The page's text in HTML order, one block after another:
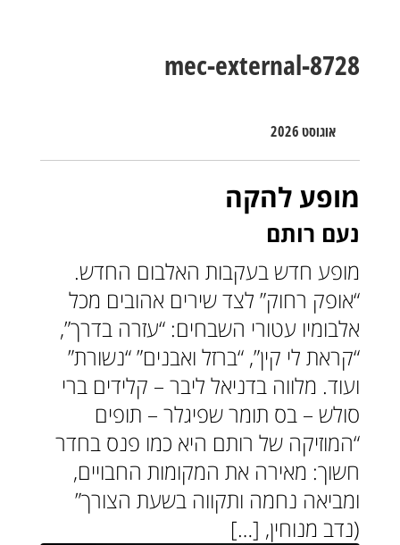
mec-external-8728
אוגוסט 2026
מופע להקה
נעם רותם
מופע חדש בעקבות האלבום החדש.
“אופק רחוק” לצד שירים אהובים מכל
אלבומיו עטורי השבחים: “עזרה בדרך”,
“קראת לי קין”, “ברזל ואבנים” “נשורת”
ועוד. מלווה בדניאל ליבר – קלידים ברי
סולש – בס תומר שפיגלר – תופים
“המוזיקה של רותם היא כמו פנס בחדר
חשוך: מאירה את המקומות החבויים,
ומביאה נחמה ותקווה בשעת הצורך”
(נדב מנוחין, […]